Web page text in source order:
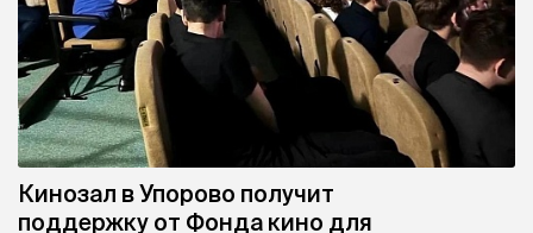
Кинозал в Упорово получит
поддержку от Фонда кино для